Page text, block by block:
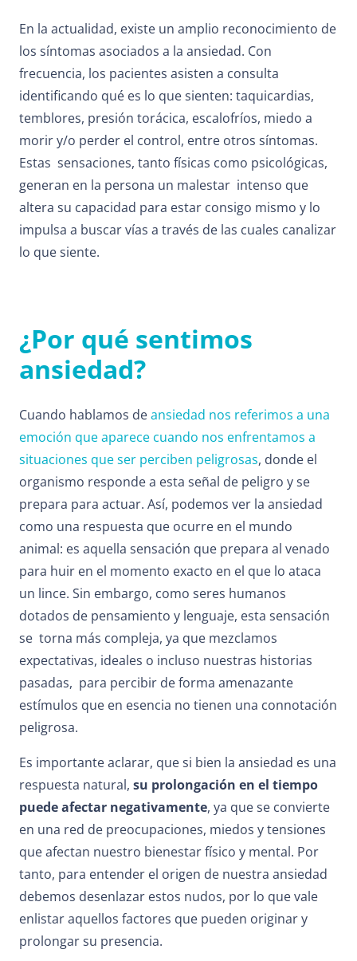
En la actualidad, existe un amplio reconocimiento de
los síntomas asociados a la ansiedad. Con
frecuencia, los pacientes asisten a consulta
identificando qué es lo que sienten: taquicardias,
temblores, presión torácica, escalofríos, miedo a
morir y/o perder el control, entre otros síntomas.
Estas sensaciones, tanto físicas como psicológicas,
generan en la persona un malestar intenso que
altera su capacidad para estar consigo mismo y lo
impulsa a buscar vías a través de las cuales canalizar
lo que siente.
¿Por qué sentimos
ansiedad?
Cuando hablamos deansiedad nos referimos a una
emoción que aparece cuando nos enfrentamos a
situaciones que ser perciben peligrosas, donde el
organismo responde a esta señal de peligro y se
prepara para actuar. Así, podemos ver la ansiedad
como una respuesta que ocurre en el mundo
animal: es aquella sensación que prepara al venado
para huir en el momento exacto en el que lo ataca
un lince. Sin embargo, como seres humanos
dotados de pensamiento y lenguaje, esta sensación
se torna más compleja, ya que mezclamos
expectativas, ideales o incluso nuestras historias
pasadas, para percibir de forma amenazante
estímulos que en esencia no tienen una connotación
peligrosa.
Es importante aclarar, que si bien la ansiedad es una
respuesta natural, su prolongación en el tiempo
puede afectar negativamente, ya que se convierte
en una red de preocupaciones, miedos y tensiones
que afectan nuestro bienestar físico y mental. Por
tanto, para entender el origen de nuestra ansiedad
debemos desenlazar estos nudos, por lo que vale
enlistar aquellos factores que pueden originar y
prolongar su presencia.